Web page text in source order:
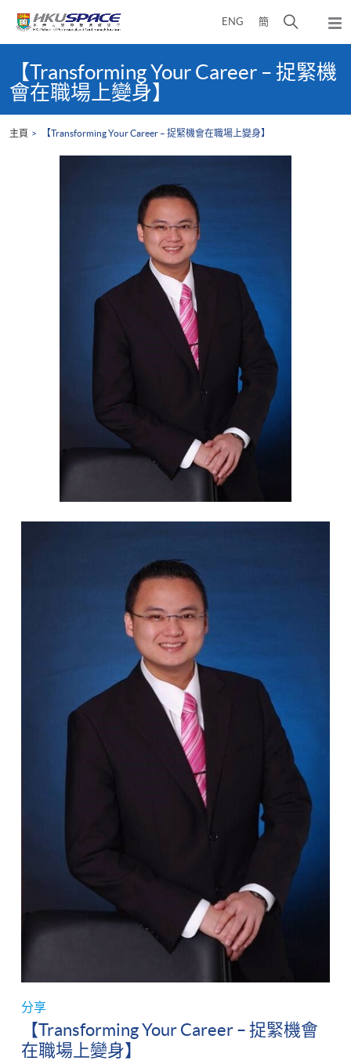
ENG 簡
開
搜
尋
面
彈
出
主
選
content
start【Transforming Your Career – 捉緊機
會在職場上變身】
主頁 【Transforming Your Career – 捉緊機會在職場上變身】
分享
【Transforming Your Career – 捉緊機會
在職場上變身】